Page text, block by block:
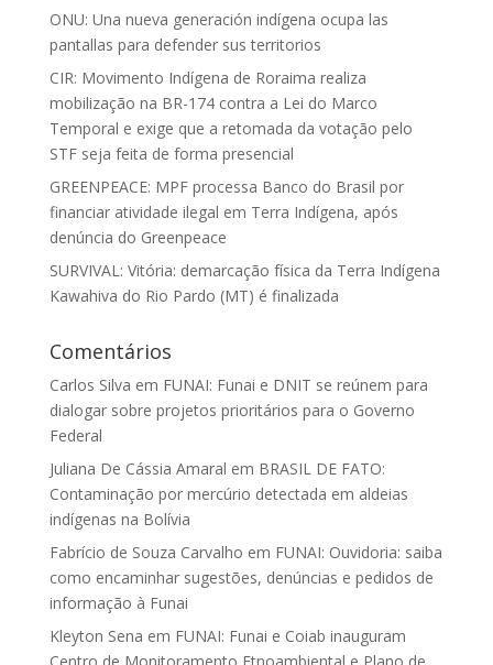
ONU: Una nueva generación indígena ocupa las
pantallas para defender sus territorios
CIR: Movimento Indígena de Roraima realiza
mobilização na BR-174 contra a Lei do Marco
Temporal e exige que a retomada da votação pelo
STF seja feita de forma presencial
GREENPEACE: MPF processa Banco do Brasil por
financiar atividade ilegal em Terra Indígena, após
denúncia do Greenpeace
SURVIVAL: Vitória: demarcação física da Terra Indígena
Kawahiva do Rio Pardo (MT) é finalizada
Comentários
Carlos Silva em FUNAI: Funai e DNIT se reúnem para
dialogar sobre projetos prioritários para o Governo
Federal
Juliana De Cássia Amaral em BRASIL DE FATO:
Contaminação por mercúrio detectada em aldeias
indígenas na Bolívia
Fabrício de Souza Carvalho em FUNAI: Ouvidoria: saiba
como encaminhar sugestões, denúncias e pedidos de
informação à Funai
Kleyton Sena em FUNAI: Funai e Coiab inauguram